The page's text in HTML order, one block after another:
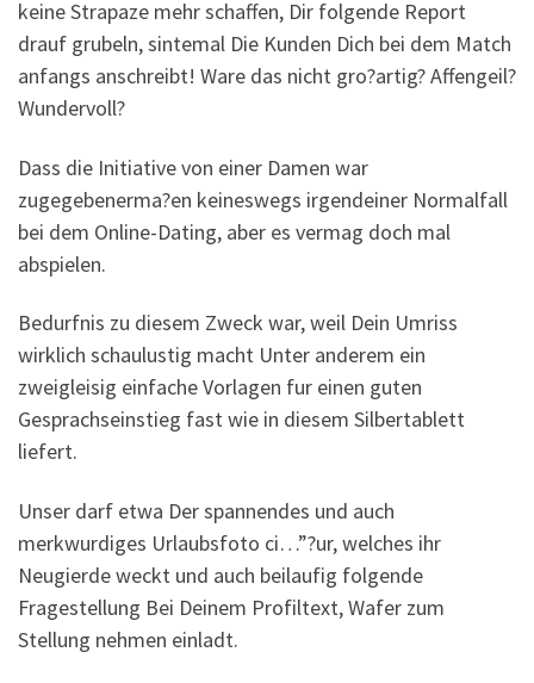
keine Strapaze mehr schaffen, Dir folgende Report
drauf grubeln, sintemal Die Kunden Dich bei dem Match
anfangs anschreibt! Ware das nicht gro?artig? Affengeil?
Wundervoll?
Dass die Initiative von einer Damen war
zugegebenerma?en keineswegs irgendeiner Normalfall
bei dem Online-Dating, aber es vermag doch mal
abspielen.
Bedurfnis zu diesem Zweck war, weil Dein Umriss
wirklich schaulustig macht Unter anderem ein
zweigleisig einfache Vorlagen fur einen guten
Gesprachseinstieg fast wie in diesem Silbertablett
liefert.
Unser darf etwa Der spannendes und auch
merkwurdiges Urlaubsfoto ci…”?ur, welches ihr
Neugierde weckt und auch beilaufig folgende
Fragestellung Bei Deinem Profiltext, Wafer zum
Stellung nehmen einladt.